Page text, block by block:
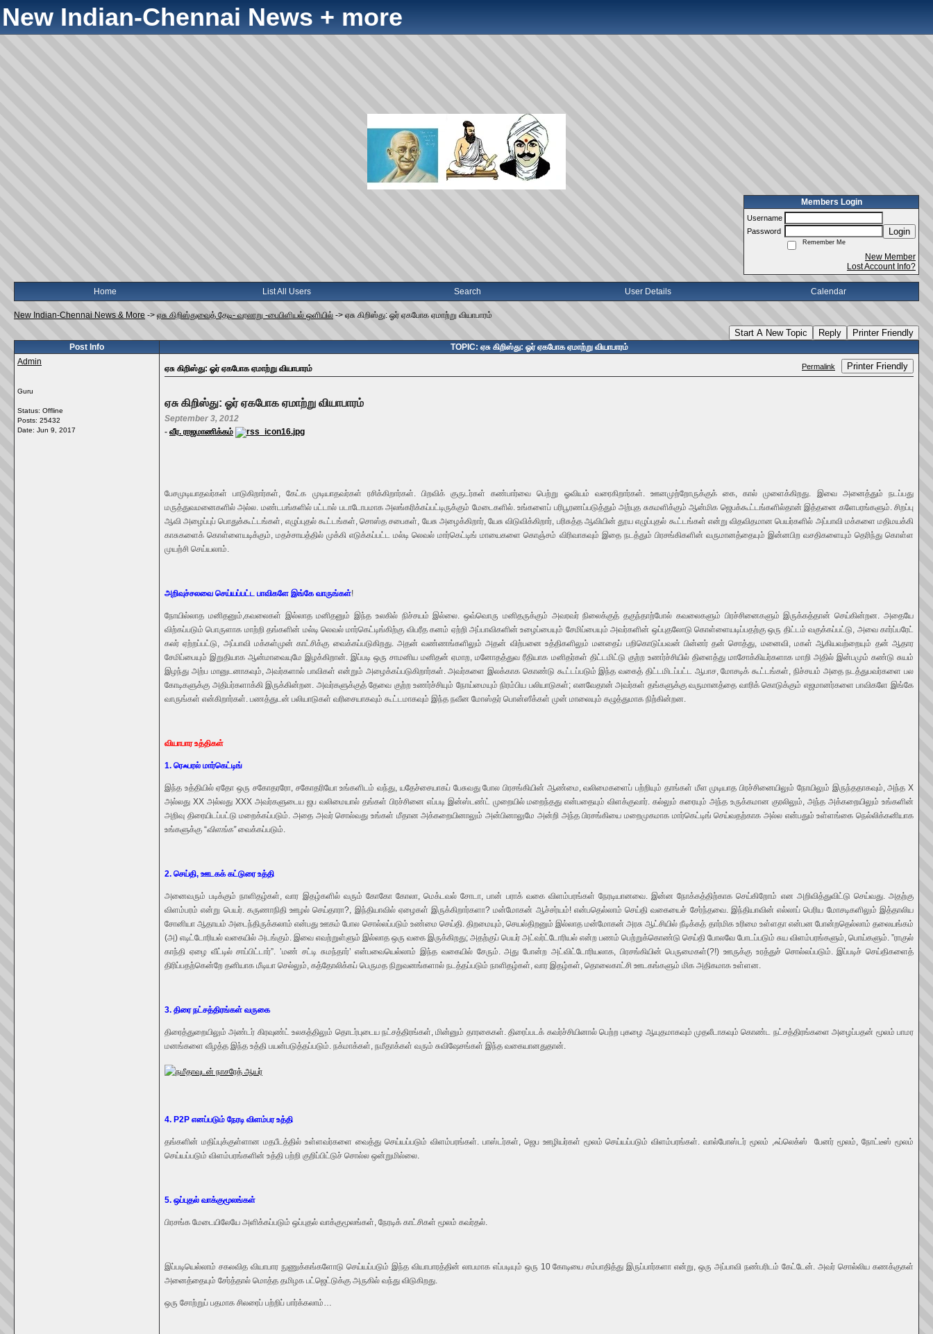
New Indian-Chennai News + more
Members Login
Username
Password
Login
Remember Me
New Member
Lost Account Info?
Home List All Users Search User Details Calendar
New Indian-Chennai News & More -> ஏசு கிறிஸ்துவைத் தேடி- வரலாறு -பைபிளியல் ஒளியில் -> ஏசு கிறிஸ்து: ஓர் ஏகபோக ஏமாற்று வியாபாரம்
Start A New Topic Reply Printer Friendly
Post Info
TOPIC: ஏசு கிறிஸ்து: ஓர் ஏகபோக ஏமாற்று வியாபாரம்
Admin
Guru
Status: Offline
Posts: 25432
Date: Jun 9, 2017
ஏசு கிறிஸ்து: ஓர் ஏகபோக ஏமாற்று வியாபாரம் Permalink Printer Friendly
ஏசு கிறிஸ்து: ஓர் ஏகபோக ஏமாற்று வியாபாரம்
September 3, 2012
- வீர. ராஜமாணிக்கம்
பேசமுடியாதவர்கள் பாடுகிறார்கள், கேட்க முடியாதவர்கள் ரசிக்கிறார்கள். பிறவிக் குருடர்கள் கண்பார்வை பெற்று ஓவியம் வரைகிறார்கள். ஊனமுற்றோருக்குக் கை, கால் முளைக்கிறது. இவை அனைத்தும் நடப்பது
மருத்துவமனைகளில் அல்ல. மண்டபங்களில் பட்டால் படாடோபமாக அலங்கரிக்கப்பட்டிருக்கும் மேடைகளில். உங்களைப் பரிபூரணப்படுத்தும் அற்புத சுகமளிக்கும் ஆன்மிக ஜெபக்கூட்டங்களில்தான் இத்தனை களேபரங்களும். சிறப்பு
ஆவி அழைப்புப் பொதுக்கூட்டங்கள், எழுப்புதல் கூட்டங்கள், சொஸ்த சபைகள், யேசு அழைக்கிறார், யேசு விடுவிக்கிறார், பரிசுத்த ஆவியின் தூய எழுப்புதல் கூட்டங்கள் என்று விதவிதமான பெயர்களில் அப்பாவி மக்களை மதிமயக்கி
காசுகளைக் கொள்ளையடிக்கும், மதச்சாயத்தில் முக்கி எடுக்கப்பட்ட மல்டி லெவல் மார்கெட்டிங் மாயைகளை கொஞ்சம் விரிவாகவும் இதை நடத்தும் பிரசங்கிகளின் வருமானத்தையும் இன்னபிற வசதிகளையும் தெரிந்து கொள்ள
முயற்சி செய்யலாம்.
அறிவுச்சலவை செய்யப்பட்ட பாவிகளே இங்கே வாருங்கள்!
நோயில்லாத மனிதனும்,கவலைகள் இல்லாத மனிதனும் இந்த உலகில் நிச்சயம் இல்லை. ஒவ்வொரு மனிதருக்கும் அவரவர் நிலைக்குத் தகுந்தாற்போல் கவலைகளும் பிரச்சினைகளும் இருக்கத்தான் செய்கின்றன. அதையே
விற்கப்படும் பொருளாக மாற்றி தங்களின் மல்டி லெவல் மார்கெட்டிங்கிற்கு விபரீத கனம் ஏற்றி அப்பாவிகளின் உழைப்பையும் சேமிப்பையும் அவர்களின் ஒப்புதலோடு கொள்ளையடிப்பதற்கு ஒரு திட்டம் வகுக்கப்பட்டு, அவை கார்ப்பரேட்
கலர் ஏற்றப்பட்டு, அப்பாவி மக்கள்முன் காட்சிக்கு வைக்கப்படுகிறது. அதன் வண்ணங்களிலும் அதன் விற்பனை உத்திகளிலும் மனதைப் பறிகொடுப்பவன் பின்னர் தன் சொத்து, மனைவி, மகள் ஆகியவற்றையும் தன் ஆதார
சேமிப்பையும் இறுதியாக ஆன்மாவையுமே இழக்கிறான். இப்படி ஒரு சாமனிய மனிதன் ஏமாற, மனோதத்துவ ரீதியாக மனிதர்கள் திட்டமிட்டு குற்ற உணர்ச்சியில் திளைத்து மாசோக்கியர்களாக மாறி அதில் இன்பமும் கண்டு சுயம்
இழந்து அற்ப மானுடனாகவும், அவர்களால் பாவிகள் என்றும் அழைக்கப்படுகிறார்கள். அவர்களை இலக்காக கொண்டு கூட்டப்படும் இந்த வகைத் திட்டமிடப்பட்ட ஆபாச, மோசடிக் கூட்டங்கள், நிச்சயம் அதை நடத்துபவர்களை பல
கோடிகளுக்கு அதிபர்களாக்கி இருக்கின்றன. அவர்களுக்குத் தேவை குற்ற உணர்ச்சியும் நோய்மையும் நிரம்பிய பலியாடுகள்; எனவேதான் அவர்கள் தங்களுக்கு வருமானத்தை வாரிக் கொடுக்கும் எஜமானர்களை பாவிகளே இங்கே
வாருங்கள் என்கிறார்கள். பணத்துடன் பலியாடுகள் வரிசையாகவும் கூட்டமாகவும் இந்த நவீன மோஸ்தர் பொன்ஸீக்கள் முன் மாலையும் கழுத்துமாக நிற்கின்றன.
வியாபார உத்திகள்
1. ரெஃபரல் மார்கெட்டிங்
இந்த உத்தியில் ஏதோ ஒரு சகோதரரோ, சகோதரியோ உங்களிடம் வந்து, யதேச்சையாகப் பேசுவது போல பிரசங்கியின் ஆண்மை, வலிமைகளைப் பற்றியும் தாங்கள் மீள முடியாத பிரச்சினையிலும் நோயிலும் இருந்ததாகவும், அந்த X
அல்லது XX அல்லது XXX அவர்களுடைய ஜப வலிமையால் தங்கள் பிரச்சினை எப்படி இன்ஸ்டண்ட் முறையில் மறைந்தது என்பதையும் விளக்குவார். கல்லும் கரையும் அந்த உருக்கமான குரலிலும், அந்த அக்கறையிலும் உங்களின்
அறிவு திரையிடப்பட்டு மறைக்கப்படும். அதை அவர் சொல்வது உங்கள் மீதான அக்கறையினாலும் அன்பினாலுமே அன்றி அந்த பிரசங்கியை மறைமுகமாக மார்கெட்டிங் செய்வதற்காக அல்ல என்பதும் உள்ளங்கை நெல்லிக்கனியாக
உங்களுக்கு “விளங்க”வைக்கப்படும்.
2. செய்தி, ஊடகக் கட்டுரை உத்தி
அனைவரும் படிக்கும் நாளிதழ்கள், வார இதழ்களில் வரும் கோகோ கோலா, மெக்டவல் சோடா, பான் பராக் வகை விளம்பரங்கள் நேரடியானவை. இன்ன நோக்கத்திற்காக செய்கிறோம் என அறிவித்துவிட்டு செய்வது. அதற்கு
விளம்பரம் என்று பெயர். கருணாநிதி ஊழல் செய்தாரா?, இந்தியாவில் ஏழைகள் இருக்கிறார்களா? மன்மோகன் ஆச்சர்யம்! என்பதெல்லாம் செய்தி வகையைச் சேர்ந்தவை. இந்தியாவின் எல்லாப் பெரிய மோசடிகளிலும் இத்தாலிய
சோனியா ஆதாயம் அடைந்திருக்கலாம் என்பது ஊகம் போல சொல்லப்படும் உண்மை செய்தி. திறமையும், செயல்திறனும் இல்லாத மன்மோகன் அரசு ஆட்சியில் நீடிக்கத் தார்மிக உரிமை உள்ளதா என்பன போன்றதெல்லாம் தலையங்கம்
(அ) எடிட்டோரியல் வகையில் அடங்கும். இவை எவற்றுள்ளும் இல்லாத ஒரு வகை இருக்கிறது; அதற்குப் பெயர் அட்வர்ட்டோரியல் என்ற பணம் பெற்றுக்கொண்டு செய்தி போலவே போடப்படும் சுய விளம்பரங்களும், பொய்களும். ”ராகுல்
காந்தி ஏழை வீட்டில் சாப்பிட்டார்”. ’மண் சட்டி சுமந்தார்’ என்பவையெல்லாம் இந்த வகையில் சேரும். அது போன்ற அட்விட்டோரியலாக, பிரசங்கியின் பெருமைகள்(?!) ஊருக்கு உரத்துச் சொல்லப்படும். இப்படிச் செய்திகளைத்
திரிப்பதற்கென்றே தனியாக மீடியா செல்லும், கத்தோலிக்கப் பெருமத நிறுவனங்களால் நடத்தப்படும் நாளிதழ்கள், வார இதழ்கள், தொலைகாட்சி ஊடகங்களும் மிக அதிகமாக உள்ளன.
3. திரை நட்சத்திரங்கள் வருகை
திரைத்துறையிலும் அண்டர் கிரவுண்ட் உலகத்திலும் தொடர்புடைய நட்சத்திரங்கள், மின்னும் தாரகைகள். திரைப்படக் கவர்ச்சியினால் பெற்ற புகழை ஆயுதமாகவும் முதலீடாகவும் கொண்ட நட்சத்திரங்களை அழைப்பதன் மூலம் பாமர
மனங்களை வீழத்த இந்த உத்தி பயன்படுத்தப்படும். நக்மாக்கள், நமீதாக்கள் வரும் சுவிஷேசங்கள் இந்த வகையானதுதான்.
4. P2P எனப்படும் நேரடி விளம்பர உத்தி
தங்களின் மதிப்புக்குள்ளான மதபீடத்தில் உள்ளவர்களை வைத்து செய்யப்படும் விளம்பரங்கள். பாஸ்டர்கள், ஜெப ஊழியர்கள் மூலம் செய்யப்படும் விளம்பரங்கள். வால்போஸ்டர் மூலம் ,ஃப்லெக்ஸ் பேனர் மூலம், நோட்டீஸ் மூலம்
செய்யப்படும் விளம்பரங்களின் உத்தி பற்றி குறிப்பிட்டுச் சொல்ல ஒன்றுமில்லை.
5. ஒப்புதல் வாக்குமூலங்கள்
பிரசங்க மேடையிலேயே அளிக்கப்படும் ஒப்புதல் வாக்குமூலங்கள், நேரடிக் காட்சிகள் மூலம் கவர்தல்.
இப்படியெல்லாம் சகலவித வியாபார நுணுக்கங்களோடு செய்யப்படும் இந்த வியாபாரத்தின் லாபமாக எப்படியும் ஒரு 10 கோடியை சம்பாதித்து இருப்பார்களா என்று, ஒரு அப்பாவி நண்பரிடம் கேட்டேன். அவர் சொல்லிய கணக்குகள்
அனைத்தையும் சேர்த்தால் மொத்த தமிழக பட்ஜெட்டுக்கு அருகில் வந்து விடுகிறது.
ஒரு சோற்றுப் பதமாக சிலரைப் பற்றிப் பார்க்கலாம்…